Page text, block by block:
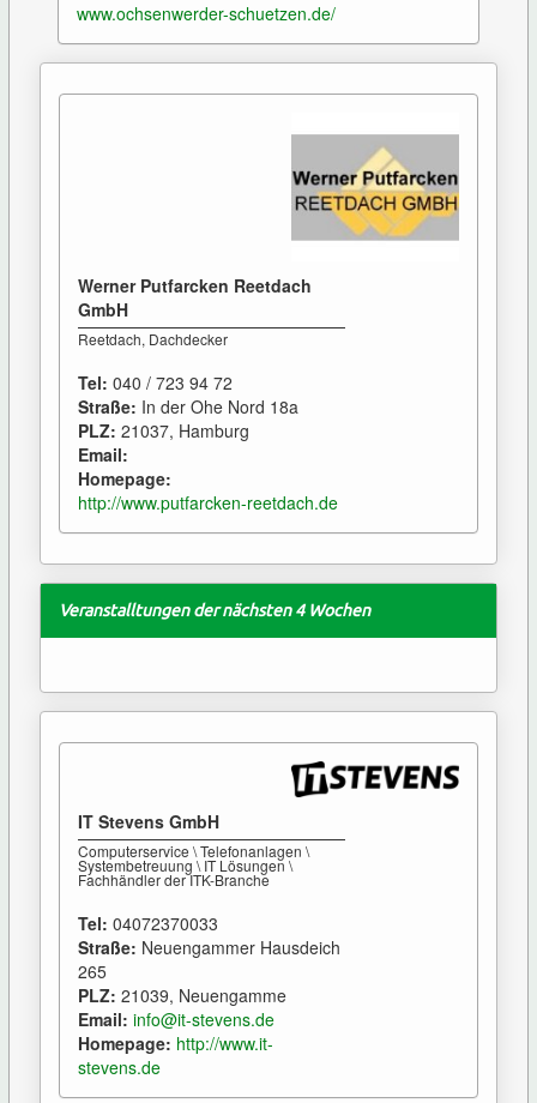
www.ochsenwerder-schuetzen.de/
Werner Putfarcken Reetdach
GmbH
Reetdach, Dachdecker
Tel: 040 / 723 94 72
Straße: In der Ohe Nord 18a
PLZ: 21037, Hamburg
Email:
Homepage:
http://www.putfarcken-reetdach.de
Veranstalltungen der nächsten 4 Wochen
IT Stevens GmbH
Computerservice \ Telefonanlagen \
Systembetreuung \ IT Lösungen \
Fachhändler der ITK-Branche
Tel: 04072370033
Straße: Neuengammer Hausdeich
265
PLZ: 21039, Neuengamme
Email: info@it-stevens.de
Homepage: http://www.it-
stevens.de